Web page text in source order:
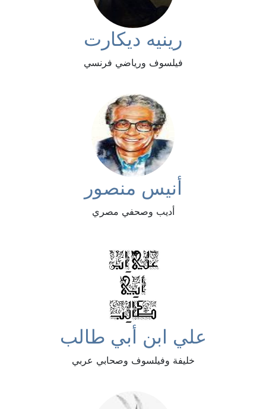
رينيه ديكارت
فيلسوف ورياضي فرنسي
أنيس منصور
أديب وصحفي مصري
علي ابن أبي طالب
خليفة وفيلسوف وصحابي عربي